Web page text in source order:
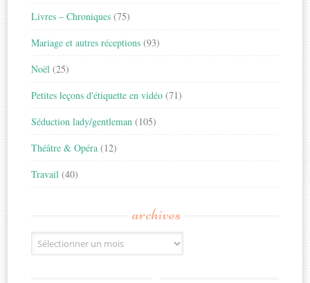
Livres – Chroniques (75)
Mariage et autres réceptions (93)
Noël (25)
Petites leçons d'étiquette en vidéo (71)
Séduction lady/gentleman (105)
Théâtre & Opéra (12)
Travail (40)
archives
Archives